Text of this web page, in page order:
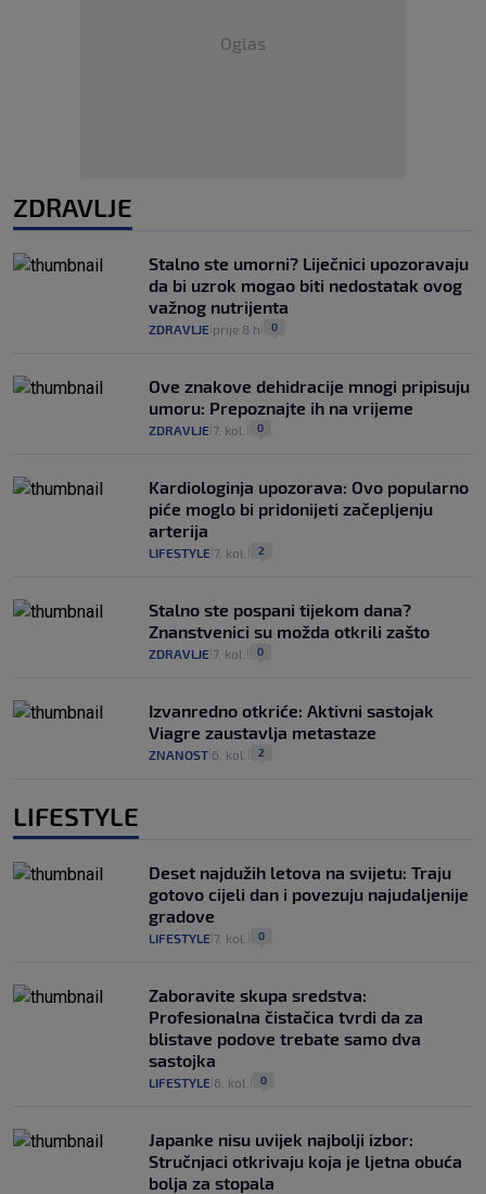
Oglas
ZDRAVLJE
Stalno ste umorni? Liječnici upozoravaju
da bi uzrok mogao biti nedostatak ovog
važnog nutrijenta
ZDRAVLJE prije 8 h 0
Ove znakove dehidracije mnogi pripisuju
umoru: Prepoznajte ih na vrijeme
ZDRAVLJE 7. kol. 0
Kardiologinja upozorava: Ovo popularno
piće moglo bi pridonijeti začepljenju
arterija
LIFESTYLE 7. kol. 2
Stalno ste pospani tijekom dana?
Znanstvenici su možda otkrili zašto
ZDRAVLJE 7. kol. 0
Izvanredno otkriće: Aktivni sastojak
Viagre zaustavlja metastaze
ZNANOST 6. kol. 2
LIFESTYLE
Deset najdužih letova na svijetu: Traju
gotovo cijeli dan i povezuju najudaljenije
gradove
LIFESTYLE 7. kol. 0
Zaboravite skupa sredstva:
Profesionalna čistačica tvrdi da za
blistave podove trebate samo dva
sastojka
LIFESTYLE 6. kol. 0
Japanke nisu uvijek najbolji izbor:
Stručnjaci otkrivaju koja je ljetna obuća
bolja za stopala